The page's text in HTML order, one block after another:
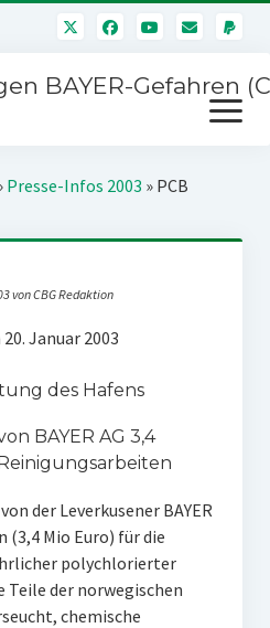
BAYER-Gefahren
Menü
öffnen
Presse-Infos 2003 » PCB
von CBG Redaktion
Januar 2003
des Hafens
BAYER AG 3,4
der Leverkusener BAYER
(3,4 Mio Euro) für die
polychlorierter
Teile der norwegischen
chemische